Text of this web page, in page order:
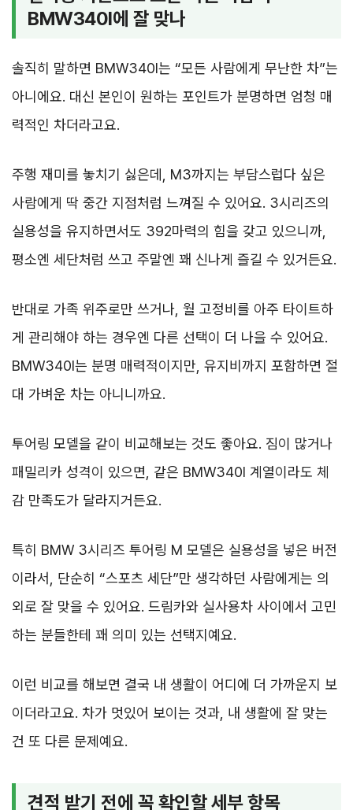
BMW340I에 잘 맞나
솔직히 말하면 BMW340I는 “모든 사람에게 무난한 차”는
아니에요. 대신 본인이 원하는 포인트가 분명하면 엄청 매
력적인 차더라고요.
주행 재미를 놓치기 싫은데, M3까지는 부담스럽다 싶은
사람에게 딱 중간 지점처럼 느껴질 수 있어요. 3시리즈의
실용성을 유지하면서도 392마력의 힘을 갖고 있으니까,
평소엔 세단처럼 쓰고 주말엔 꽤 신나게 즐길 수 있거든요.
반대로 가족 위주로만 쓰거나, 월 고정비를 아주 타이트하
게 관리해야 하는 경우엔 다른 선택이 더 나을 수 있어요.
BMW340I는 분명 매력적이지만, 유지비까지 포함하면 절
대 가벼운 차는 아니니까요.
투어링 모델을 같이 비교해보는 것도 좋아요. 짐이 많거나
패밀리카 성격이 있으면, 같은 BMW340I 계열이라도 체
감 만족도가 달라지거든요.
특히 BMW 3시리즈 투어링 M 모델은 실용성을 넣은 버전
이라서, 단순히 “스포츠 세단”만 생각하던 사람에게는 의
외로 잘 맞을 수 있어요. 드림카와 실사용차 사이에서 고민
하는 분들한테 꽤 의미 있는 선택지예요.
이런 비교를 해보면 결국 내 생활이 어디에 더 가까운지 보
이더라고요. 차가 멋있어 보이는 것과, 내 생활에 잘 맞는
건 또 다른 문제예요.
견적 받기 전에 꼭 확인할 세부 항목